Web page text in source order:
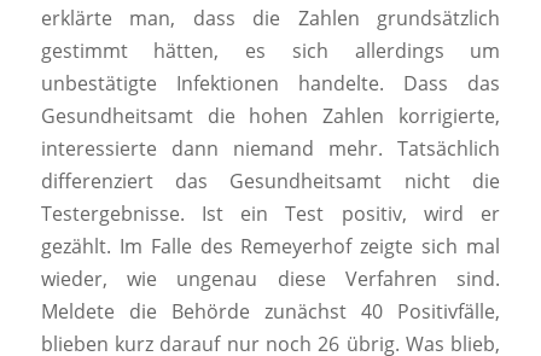
erklärte man, dass die Zahlen grundsätzlich
gestimmt hätten, es sich allerdings um
unbestätigte Infektionen handelte. Dass das
Gesundheitsamt die hohen Zahlen korrigierte,
interessierte dann niemand mehr. Tatsächlich
differenziert das Gesundheitsamt nicht die
Testergebnisse. Ist ein Test positiv, wird er
gezählt. Im Falle des Remeyerhof zeigte sich mal
wieder, wie ungenau diese Verfahren sind.
Meldete die Behörde zunächst 40 Positivfälle,
blieben kurz darauf nur noch 26 übrig. Was blieb,